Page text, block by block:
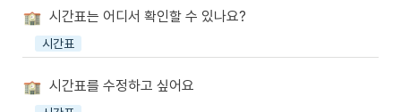
시간표는 어디서 확인할 수 있나요?
시간표
시간표를 수정하고 싶어요